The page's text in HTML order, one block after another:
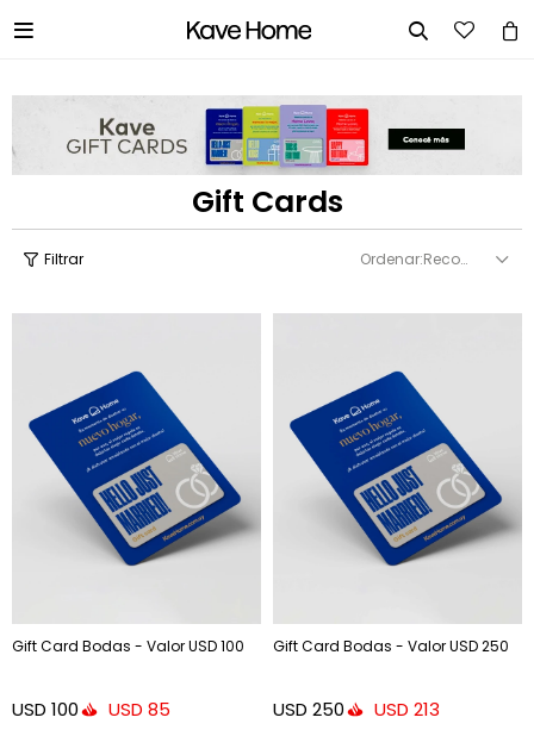
 
Gift Cards
Recomendados
Gift Card Bodas - Valor USD 100
USD 100 USD 85
Gift Card Bodas - Valor USD 250
USD 250 USD 213